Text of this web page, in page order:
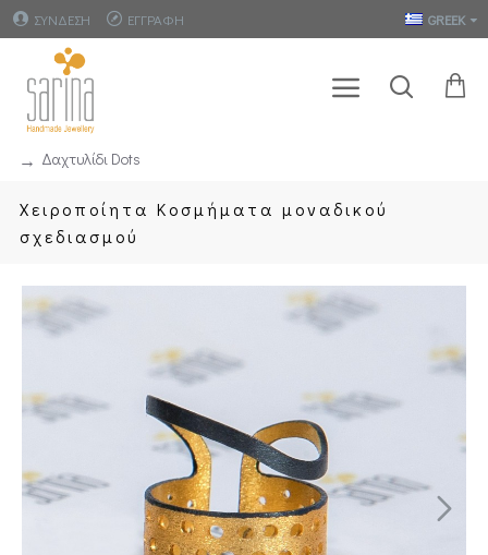
ΣΥΝΔΕΣΗ ΕΓΓΡΑΦΗ GREEK
Δαχτυλίδι Dots
Χειροποίητα Κοσμήματα μοναδικού
σχεδιασμού